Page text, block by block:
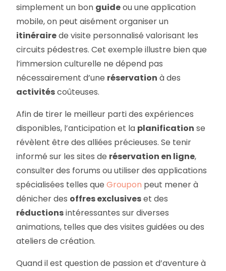
simplement un bon guideou une application
mobile, on peut aisément organiser un
itinérairede visite personnalisé valorisant les
circuits pédestres. Cet exemple illustre bien que
l’immersion culturelle ne dépend pas
nécessairement d’une réservation à des
activitéscoûteuses.
Afin de tirer le meilleur parti des expériences
disponibles, l’anticipation et la planification se
révèlent être des alliées précieuses. Se tenir
informé sur les sites de réservation en ligne,
consulter des forums ou utiliser des applications
spécialisées telles queGroupon peut mener à
dénicher des offres exclusiveset des
réductionsintéressantes sur diverses
animations, telles que des visites guidées ou des
ateliers de création.
Quand il est question de passion et d’aventure à